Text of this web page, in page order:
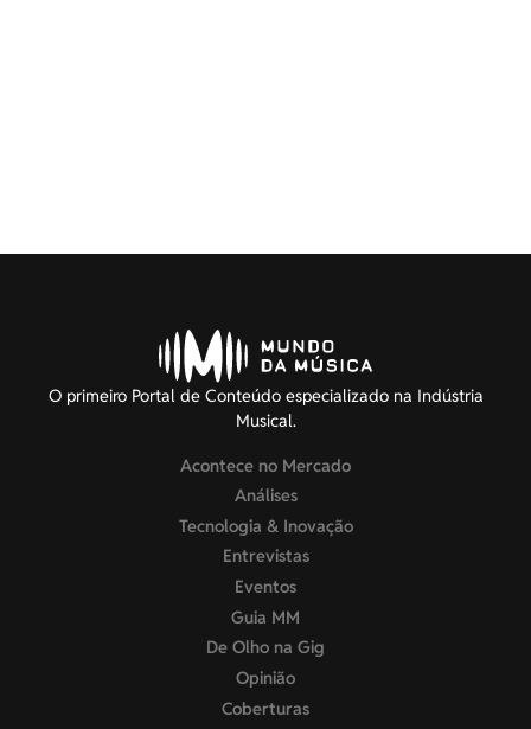
O primeiro Portal de Conteúdo especializado na Indústria
Musical.
Acontece no Mercado
Análises
Tecnologia & Inovação
Entrevistas
Eventos
Guia MM
De Olho na Gig
Opinião
Coberturas